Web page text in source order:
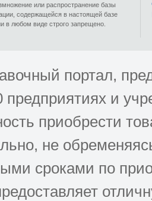
или распространение базы
содержащейся в настоящей базе
в любом виде строго запрещено.
портал,
предприятиях и
приобрести
не
сроками по